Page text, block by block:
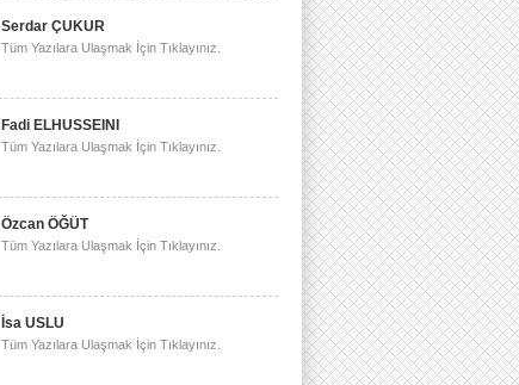
Serdar ÇUKUR
Tüm Yazılara Ulaşmak İçin Tıklayınız.
Fadi ELHUSSEINI
Tüm Yazılara Ulaşmak İçin Tıklayınız.
Özcan ÖĞÜT
Tüm Yazılara Ulaşmak İçin Tıklayınız.
İsa USLU
Tüm Yazılara Ulaşmak İçin Tıklayınız.